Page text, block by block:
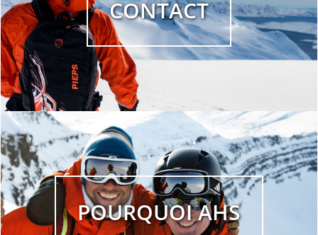
CONTACT
POURQUOI AHS